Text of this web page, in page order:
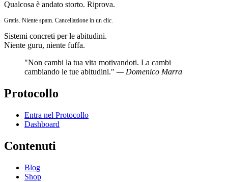
Qualcosa è andato storto. Riprova.
Gratis. Niente spam. Cancellazione in un clic.
Sistemi concreti per le abitudini.
Niente guru, niente fuffa.
"Non cambi la tua vita motivandoti. La cambi
cambiando le tue abitudini." — Domenico Marra
Protocollo
Entra nel Protocollo
Dashboard
Contenuti
Blog
Shop